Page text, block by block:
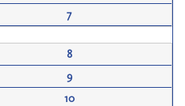
7
8
9
10